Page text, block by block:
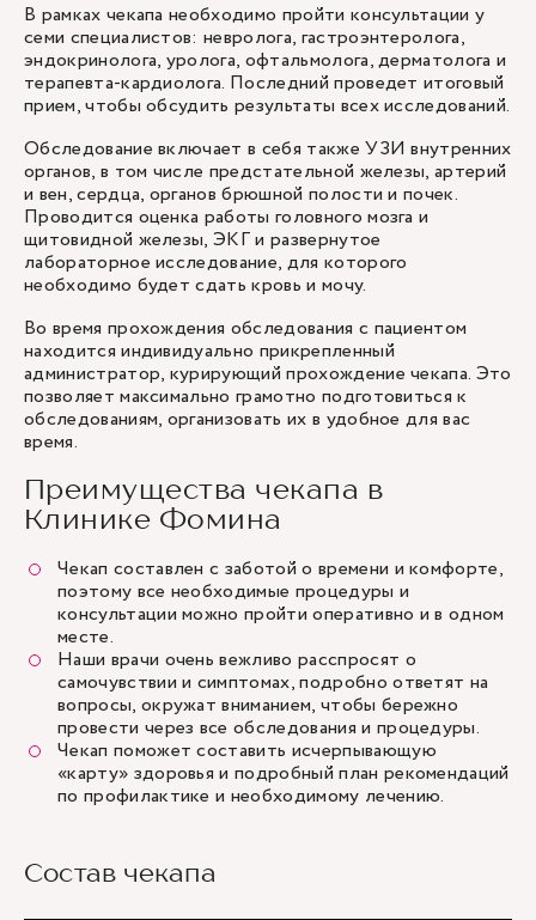
В рамках чекапа необходимо пройти консультации у
семи специалистов: невролога, гастроэнтеролога,
эндокринолога, уролога, офтальмолога, дерматолога и
терапевта-кардиолога. Последний проведет итоговый
прием, чтобы обсудить результаты всех исследований.
Обследование включает в себя также УЗИ внутренних
органов, в том числе предстательной железы, артерий
и вен, сердца, органов брюшной полости и почек.
Проводится оценка работы головного мозга и
щитовидной железы, ЭКГ и развернутое
лабораторное исследование, для которого
необходимо будет сдать кровь и мочу.
Во время прохождения обследования с пациентом
находится индивидуально прикрепленный
администратор, курирующий прохождение чекапа. Это
позволяет максимально грамотно подготовиться к
обследованиям, организовать их в удобное для вас
время.
Преимущества чекапа в
Клинике Фомина
Чекап составлен с заботой о времени и комфорте,
поэтому все необходимые процедуры и
консультации можно пройти оперативно и в одном
месте.
Наши врачи очень вежливо расспросят о
самочувствии и симптомах, подробно ответят на
вопросы, окружат вниманием, чтобы бережно
провести через все обследования и процедуры.
Чекап поможет составить исчерпывающую
«карту» здоровья и подробный план рекомендаций
по профилактике и необходимому лечению.
Состав чекапа